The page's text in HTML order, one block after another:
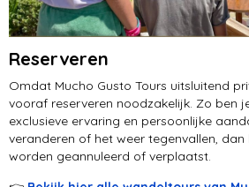
Reserveren
Omdat Mucho Gusto Tours uitsluitend
vooraf reserveren noodzakelijk. Zo ben
exclusieve ervaring en persoonlijke
veranderen of het weer tegenvallen,
worden geannuleerd of verplaatst.